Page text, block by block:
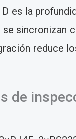
es la
sincronizan
reduce
de